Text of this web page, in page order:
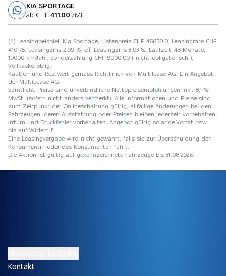
KIA SPORTAGE
ab CHF 411.00 /Mt.
(4) Leasingbeispiel: Kia Sportage, Listenpreis CHF 46650.0, Leasingrate CHF
410.75, Leasingzins 2.99 %, eff. Leasingzins 3.03 %, Laufzeit 48 Monate,
10000 km/Jahr, Sonderzahlung CHF 9000.00 ( nicht obligatorisch ),
Vollkasko oblig.
Kaution und Restwert gemäss Richtlinien von Multilease AG. Ein Angebot
der MultiLease AG.
Sämtliche Preise sind unverbindliche Nettopreisempfehlungen inkl. 8,1 %
MwSt. (sofern nicht anders vermerkt). Alle Informationen und Preise sind
zum Zeitpunkt der Onlineschaltung gültig, allfällige Änderungen bei den
Fahrzeugen, deren Ausstattung oder Preisen bleiben jederzeit vorbehalten.
Irrtum und Druckfehler vorbehalten. Angebot gültig solange Vorrat bzw.
bis auf Widerruf.
Eine Leasingvergabe wird nicht gewährt, falls sie zur Überschuldung der
Konsumentin oder des Konsumenten führt.
Die Aktion ist gültig auf gekennzeichnete Fahrzeuge bis 31.08.2026.
Kontakt